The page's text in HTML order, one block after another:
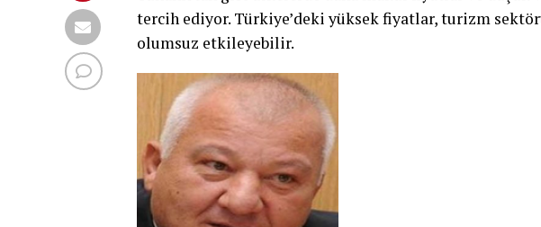
tercih ediyor. Türkiye’deki yüksek fiyatlar, turizm
olumsuz etkileyebilir.